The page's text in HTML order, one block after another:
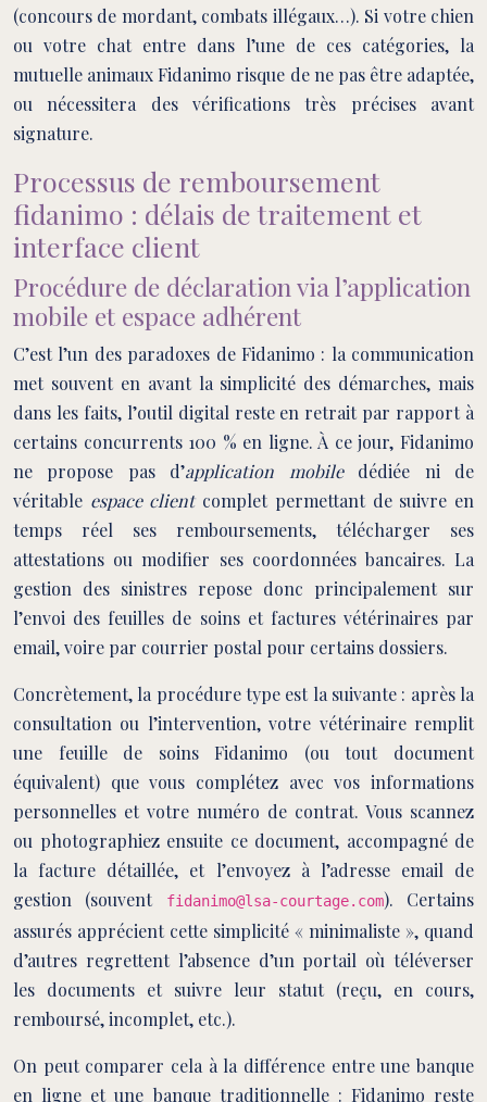
(concours de mordant, combats illégaux…). Si votre chien
ou votre chat entre dans l’une de ces catégories, la
mutuelle animaux Fidanimo risque de ne pas être adaptée,
ou nécessitera des vérifications très précises avant
signature.
Processus de remboursement
fidanimo : délais de traitement et
interface client
Procédure de déclaration via l’application
mobile et espace adhérent
C’est l’un des paradoxes de Fidanimo : la communication
met souvent en avant la simplicité des démarches, mais
dans les faits, l’outil digital reste en retrait par rapport à
certains concurrents 100 % en ligne. À ce jour, Fidanimo
ne propose pas d’application mobiledédiée ni de
véritable espace clientcomplet permettant de suivre en
temps réel ses remboursements, télécharger ses
attestations ou modifier ses coordonnées bancaires. La
gestion des sinistres repose donc principalement sur
l’envoi des feuilles de soins et factures vétérinaires par
email, voire par courrier postal pour certains dossiers.
Concrètement, la procédure type est la suivante : après la
consultation ou l’intervention, votre vétérinaire remplit
une feuille de soins Fidanimo (ou tout document
équivalent) que vous complétez avec vos informations
personnelles et votre numéro de contrat. Vous scannez
ou photographiez ensuite ce document, accompagné de
la facture détaillée, et l’envoyez à l’adresse email de
gestion (souvent
fidanimo@lsa-courtage.com). Certains
assurés apprécient cette simplicité « minimaliste », quand
d’autres regrettent l’absence d’un portail où téléverser
les documents et suivre leur statut (reçu, en cours,
remboursé, incomplet, etc.).
On peut comparer cela à la différence entre une banque
en ligne et une banque traditionnelle : Fidanimo reste